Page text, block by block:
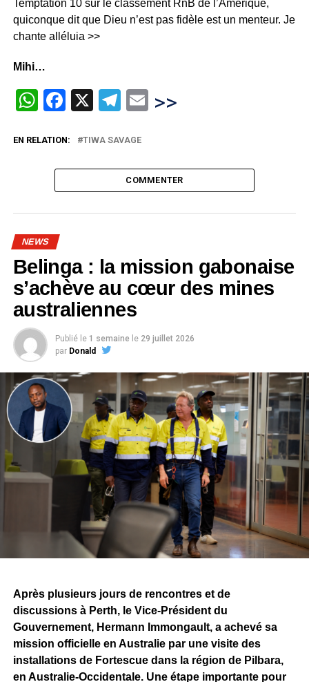
Temptation 10 sur le classement RnB de l’Amérique,
quiconque dit que Dieu n’est pas fidèle est un menteur. Je
chante alléluia >>
Mihi…
WhatsApp
Facebook
X Telegram
Email
>>
EN RELATION: TIWA SAVAGE
COMMENTER
NEWS
Belinga : la mission gabonaise
s’achève au cœur des mines
australiennes
Publié le 1 semaine le 29 juillet 2026
par Donald
Après plusieurs jours de rencontres et de
discussions à Perth, le Vice-Président du
Gouvernement, Hermann Immongault, a achevé sa
mission officielle en Australie par une visite des
installations de Fortescue dans la région de Pilbara,
en Australie-Occidentale. Une étape importante pour